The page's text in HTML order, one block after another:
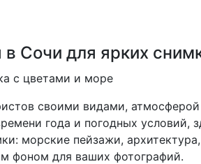
Сочи для ярких
своими видами,
года и погодных условий,
морские пейзажи,
фоном для ваших фотографий.